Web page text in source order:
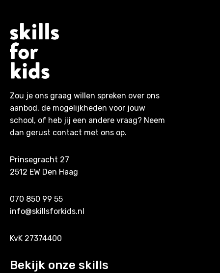
Zou je ons graag willen spreken over ons
aanbod, de mogelijkheden voor jouw
school, of heb jij een andere vraag? Neem
dan gerust contact met ons op.
Prinsegracht 27
2512 EW Den Haag
070 850 99 55
info@skillsforkids.nl
KvK 27374400
Bekijk onze skills